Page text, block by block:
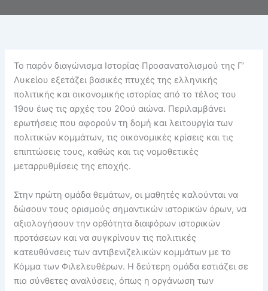
Το παρόν διαγώνισμα Ιστορίας Προσανατολισμού της Γ’
Λυκείου εξετάζει βασικές πτυχές της ελληνικής
πολιτικής και οικονομικής ιστορίας από το τέλος του
19ου έως τις αρχές του 20ού αιώνα. Περιλαμβάνει
ερωτήσεις που αφορούν τη δομή και λειτουργία των
πολιτικών κομμάτων, τις οικονομικές κρίσεις και τις
επιπτώσεις τους, καθώς και τις νομοθετικές
μεταρρυθμίσεις της εποχής.
Στην πρώτη ομάδα θεμάτων, οι μαθητές καλούνται να
δώσουν τους ορισμούς σημαντικών ιστορικών όρων, να
αξιολογήσουν την ορθότητα διαφόρων ιστορικών
προτάσεων και να συγκρίνουν τις πολιτικές
κατευθύνσεις των αντιβενιζελικών κομμάτων με το
Κόμμα των Φιλελευθέρων. Η δεύτερη ομάδα εστιάζει σε
πιο σύνθετες αναλύσεις, όπως η οργάνωση των